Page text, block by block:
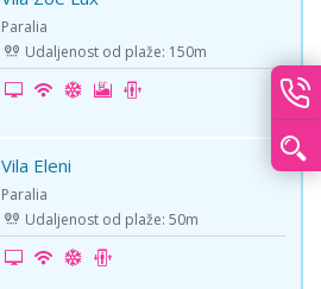
Paralia
Udaljenost od plaže: 150m
Vila Eleni
Paralia
Udaljenost od plaže: 50m